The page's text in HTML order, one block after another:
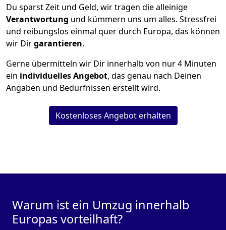
Du sparst Zeit und Geld, wir tragen die alleinige
Verantwortung und kümmern uns um alles. Stressfrei
und reibungslos einmal quer durch Europa, das können
wir Dirgarantieren.
Gerne übermitteln wir Dir innerhalb von nur4 Minuten
ein individuelles Angebot, das genau nach Deinen
Angaben und Bedürfnissen erstellt wird.
Kostenloses Angebot erhalten
Warum ist ein Umzug innerhalb
Europas vorteilhaft?